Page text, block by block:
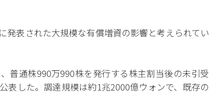
発表された大規模な有償増資の影響と考えられてい
普通株990万990株を発行する株主割当後の未引受
表した。調達規模は約1兆2000億ウォンで、既存の